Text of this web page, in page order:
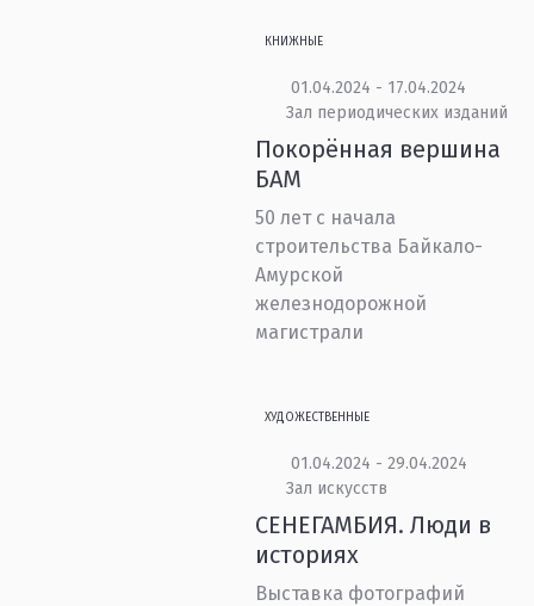
КНИЖНЫЕ
01.04.2024 - 17.04.2024
Зал периодических изданий
Покорённая вершина
БАМ
50 лет с начала
строительства Байкало-
Амурской
железнодорожной
магистрали
ХУДОЖЕСТВЕННЫЕ
01.04.2024 - 29.04.2024
Зал искусств
СЕНЕГАМБИЯ. Люди в
историях
Выставка фотографий